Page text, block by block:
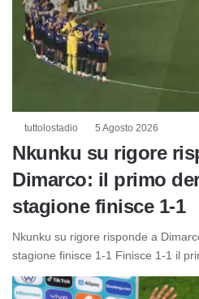
tuttolostadio 5 Agosto 2026
Nkunku su rigore
Dimarco: il primo
stagione finisce 1-1
Nkunku su rigore risponde a
stagione finisce 1-1 Finisce 1-1 il